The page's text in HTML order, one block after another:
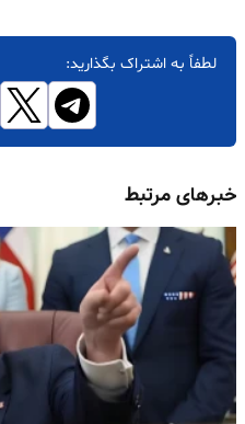
لطفاً به اشتراک بگذارید:
خبرهای مرتبط